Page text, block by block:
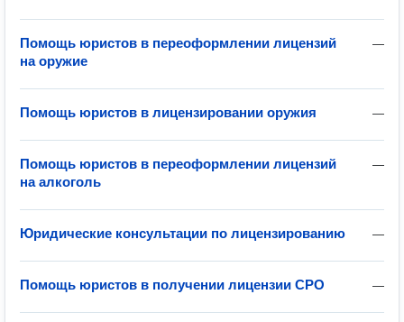
—
Помощь юристов в переоформлении лицензий
на оружие
—
Помощь юристов в лицензировании оружия
—
Помощь юристов в переоформлении лицензий
на алкоголь
—
Юридические консультации по лицензированию
—
Помощь юристов в получении лицензии СРО